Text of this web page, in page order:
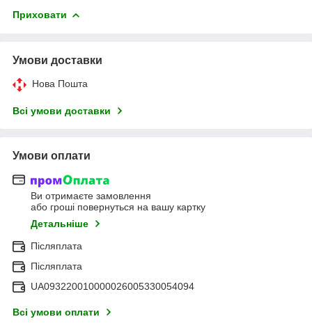
Приховати
Умови доставки
Нова Пошта
Всі умови доставки
Умови оплати
Ви отримаєте замовлення
або гроші повернуться на вашу картку
Детальніше
Післяплата
Післяплата
UA093220010000026005330054094
Всі умови оплати